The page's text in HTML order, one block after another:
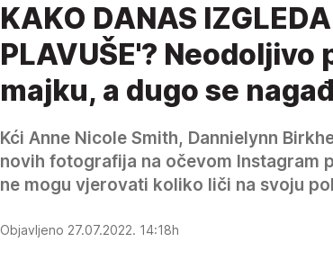
KAKO DANAS
PLAVUŠE'?
majku, a dugo se
Kći Anne Nicole Smith, Dannielynn
novih fotografija na očevom Instagram
ne mogu vjerovati koliko liči na svoju
Objavljeno 27.07.2022. 14:18h